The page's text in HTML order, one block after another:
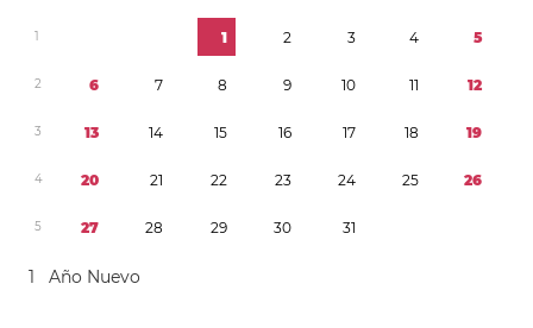
1 1 2 3 4 5
2 6 7 8 9 10 11 12
3 13 14 15 16 17 18 19
4 20 21 22 23 24 25 26
5 27 28 29 30 31
1 Año Nuevo